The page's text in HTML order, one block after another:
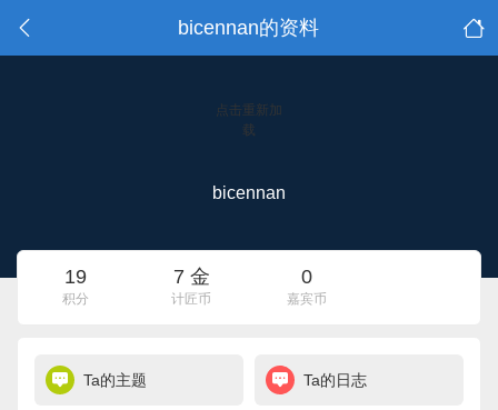
bicennan的资料
点击重新加
载
bicennan
19
积分
7 金
计匠币
0
嘉宾币
Ta的主题 Ta的日志